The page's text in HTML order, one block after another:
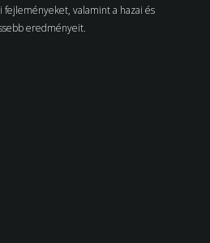
valamint a hazai és
eredményeit.